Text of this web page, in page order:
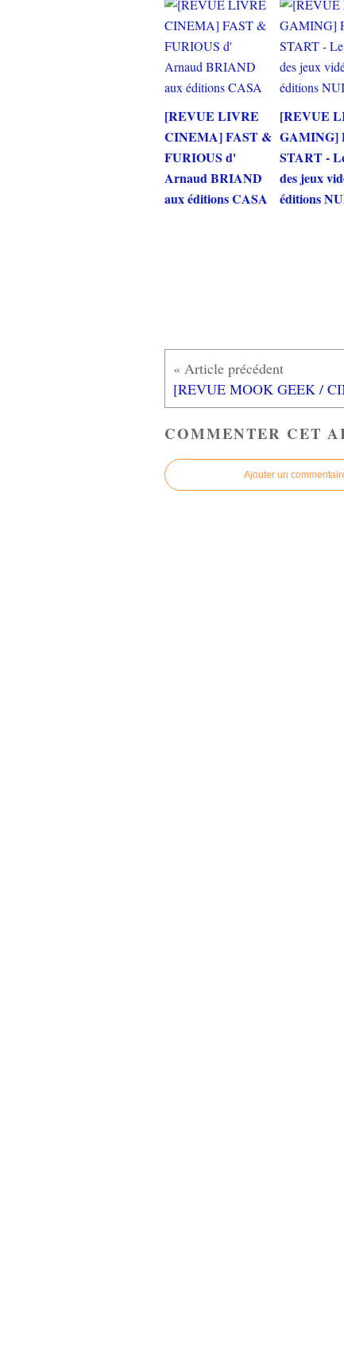
[REVUE LIVRE
CINEMA] FAST &
FURIOUS d'
Arnaud BRIAND
aux éditions CASA
[REVUE
GAMING]
START -
des jeux
éditions
COMMENTER CET
Ajouter un